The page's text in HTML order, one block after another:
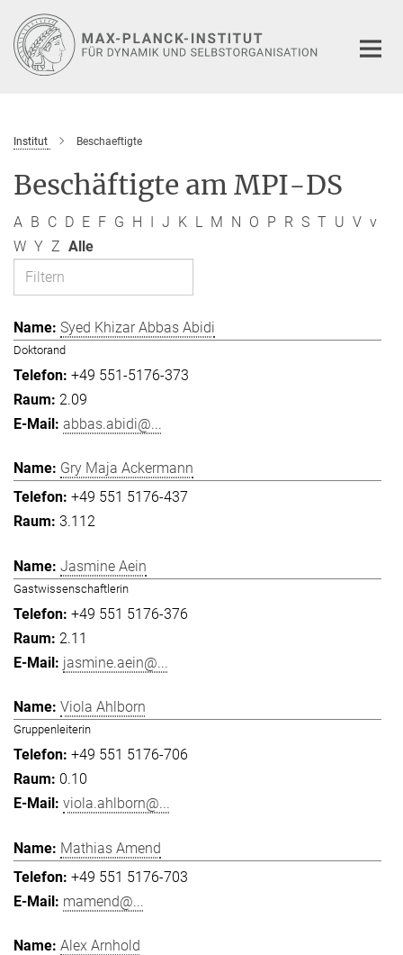
Hauptinhalt
Institut Beschaeftigte
Beschäftigte am MPI-DS
A B C D E F G H I J K L M N O P R S T U V v
W Y Z Alle
Syed Khizar Abbas Abidi
Doktorand
+49 551-5176-373
2.09
abbas.abidi@...
Gry Maja Ackermann
+49 551 5176-437
3.112
Jasmine Aein
Gastwissenschaftlerin
+49 551 5176-376
2.11
jasmine.aein@...
Viola Ahlborn
Gruppenleiterin
+49 551 5176-706
0.10
viola.ahlborn@...
Mathias Amend
+49 551 5176-703
mamend@...
Alex Arnhold